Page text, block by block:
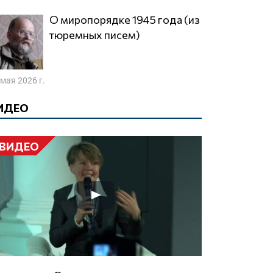
О миропорядке 1945 года (из
тюремных писем)
2026 г.